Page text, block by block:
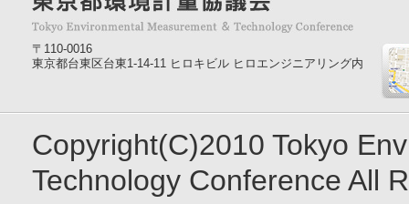
〒110-0016
東京都台東区台東1-14-11 ヒロキビル ヒロエンジニアリング内
Copyright(C)2010 Tokyo
Technology Conference All